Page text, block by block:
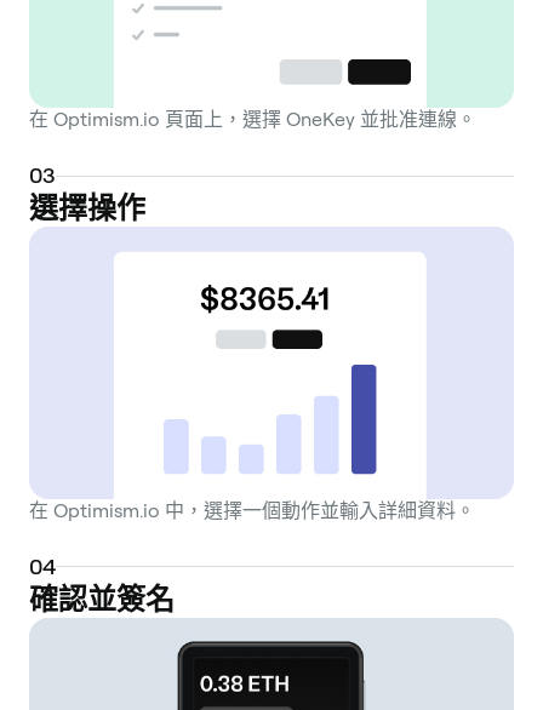
在 Optimism.io 頁面上，選擇 OneKey 並批准連線。
03
選擇操作
在 Optimism.io 中，選擇一個動作並輸入詳細資料。
04
確認並簽名